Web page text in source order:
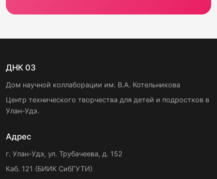
ДНК 03
Дом научной коллаборации им. В.А. Котельникова
Центр технического творчества для детей и подростков в
Улан-Удэ.
Адрес
г. Улан-Удэ, ул. Трубачеева, д. 152
Каб. 121 (БИИК СибГУТИ)